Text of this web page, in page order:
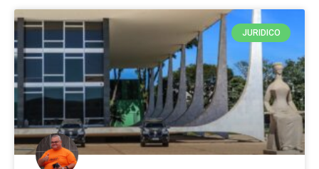
JURIDICO